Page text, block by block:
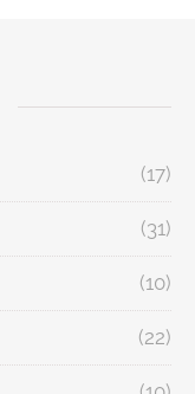
(17)
(31)
(10)
(22)